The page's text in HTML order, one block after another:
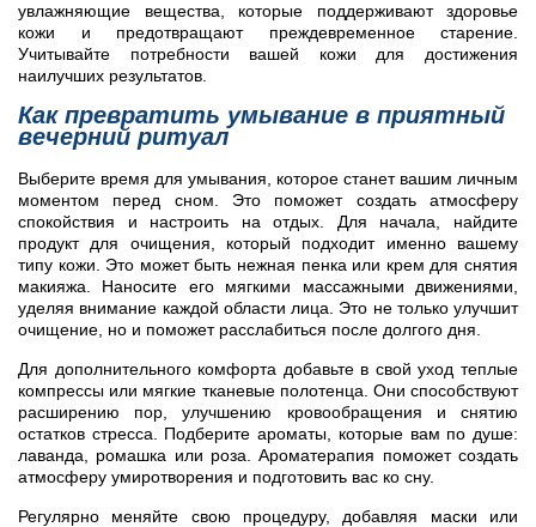
увлажняющие вещества, которые поддерживают здоровье
кожи и предотвращают преждевременное старение.
Учитывайте потребности вашей кожи для достижения
наилучших результатов.
Как превратить умывание в приятный
вечерний ритуал
Выберите время для умывания, которое станет вашим личным
моментом перед сном. Это поможет создать атмосферу
спокойствия и настроить на отдых. Для начала, найдите
продукт для очищения, который подходит именно вашему
типу кожи. Это может быть нежная пенка или крем для снятия
макияжа. Наносите его мягкими массажными движениями,
уделяя внимание каждой области лица. Это не только улучшит
очищение, но и поможет расслабиться после долгого дня.
Для дополнительного комфорта добавьте в свой уход теплые
компрессы или мягкие тканевые полотенца. Они способствуют
расширению пор, улучшению кровообращения и снятию
остатков стресса. Подберите ароматы, которые вам по душе:
лаванда, ромашка или роза. Ароматерапия поможет создать
атмосферу умиротворения и подготовить вас ко сну.
Регулярно меняйте свою процедуру, добавляя маски или